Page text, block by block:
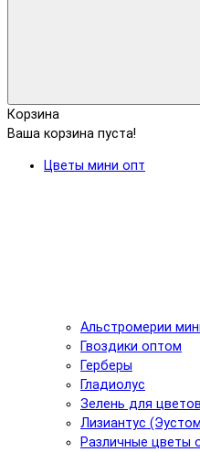
Корзина
Ваша корзина пуста!
Цветы мини опт
Альстромерии
Гвоздики оптом
Герберы
Гладиолус
Зелень для
Лизиантус
Различные цветы